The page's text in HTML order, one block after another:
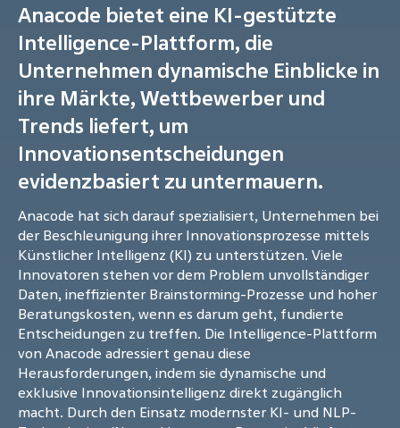
Anacode bietet eine KI-gestützte
Intelligence-Plattform, die
Unternehmen dynamische Einblicke in
ihre Märkte, Wettbewerber und
Trends liefert, um
Innovationsentscheidungen
evidenzbasiert zu untermauern.
Anacode hat sich darauf spezialisiert, Unternehmen bei
der Beschleunigung ihrer Innovationsprozesse mittels
Künstlicher Intelligenz (KI) zu unterstützen. Viele
Innovatoren stehen vor dem Problem unvollständiger
Daten, ineffizienter Brainstorming-Prozesse und hoher
Beratungskosten, wenn es darum geht, fundierte
Entscheidungen zu treffen. Die Intelligence-Plattform
von Anacode adressiert genau diese
Herausforderungen, indem sie dynamische und
exklusive Innovationsintelligenz direkt zugänglich
macht. Durch den Einsatz modernster KI- und NLP-